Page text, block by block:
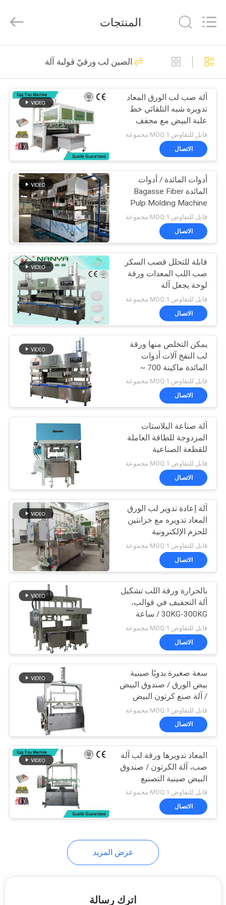
الصفحة
الرئيسية
منتجات
أشرطة
فيديو
عرض
الواقع
الافتراضي
معلومات
جولة
في
المعمل
مراقبة
الجودة
اتصل
أخبار
خريطة
الموقع
PRIVACY
POLICY
Equipment
Rights
اللب معدات صب
64
لب ورقيّ قولبة آلة
39
بيضة صينية آلة
67
آلة تصنيع العبوات
16
أدوات المائدة يجعل
آلة
63
البيض آلة الكرتون
51
آلة تعبئة الخزينة
50
ورقة آلة صنع لوحة
54
المنتجات
الصين لب ورقيّ قولبة آلة
آلة صب لب الورق المعاد
تدويره شبه التلقائي خط
علبة البيض مع مجفف
قابل للتفاوض MOQ:1 مجموعة
الاتصال
أدوات المائدة / أدوات
المائدة Bagasse Fiber
Pulp Molding Machine
شبه تلقائي
قابل للتفاوض MOQ:1 مجموعة
الاتصال
قابلة للتحلل قصب السكر
صب اللب المعدات ورقة
لوحة يجعل آلة
قابل للتفاوض MOQ:1 مجموعة
الاتصال
يمكن التخلص منها ورقة
لب النفخ آلات أدوات
المائدة ماكينة 700 ~
7000pcs / H
قابل للتفاوض MOQ:1 مجموعة
الاتصال
آلة صناعة البلاستات
المزدوجة للطاقة العاملة
للقطعة الصناعية
قابل للتفاوض MOQ:1 مجموعة
الاتصال
آلة إعادة تدوير لب الورق
المعاد تدويره مع خزانتين
للحزم الإلكترونية
قابل للتفاوض MOQ:1 مجموعة
الاتصال
بالحرارة ورقة اللب تشكيل
آلة التجفيف في قوالب،
30KG-300KG / ساعة
قابل للتفاوض MOQ:1 مجموعة
الاتصال
سعة صغيرة يدويًا صينية
بيض الورق / صندوق البيض
/ آلة صنع كرتون البيض
قابل للتفاوض MOQ:1 مجموعة
الاتصال
المعاد تدويرها ورقة لب آلة
صب، آلة الكرتون / صندوق
البيض صينية التصنيع
قابل للتفاوض MOQ:1 مجموعة
الاتصال
عرض المزيد
اترك رسالة